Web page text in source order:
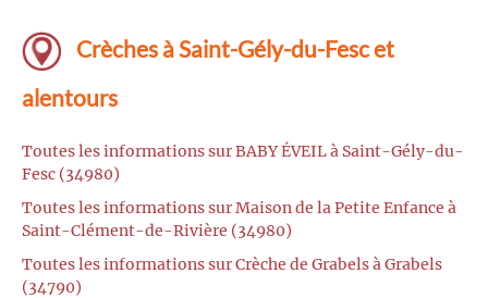
Crèches à Saint-Gély-du-Fesc et
alentours
Toutes les informations sur BABY ÉVEIL à Saint-Gély-du-
Fesc (34980)
Toutes les informations sur Maison de la Petite Enfance à
Saint-Clément-de-Rivière (34980)
Toutes les informations sur Crèche de Grabels à Grabels
(34790)